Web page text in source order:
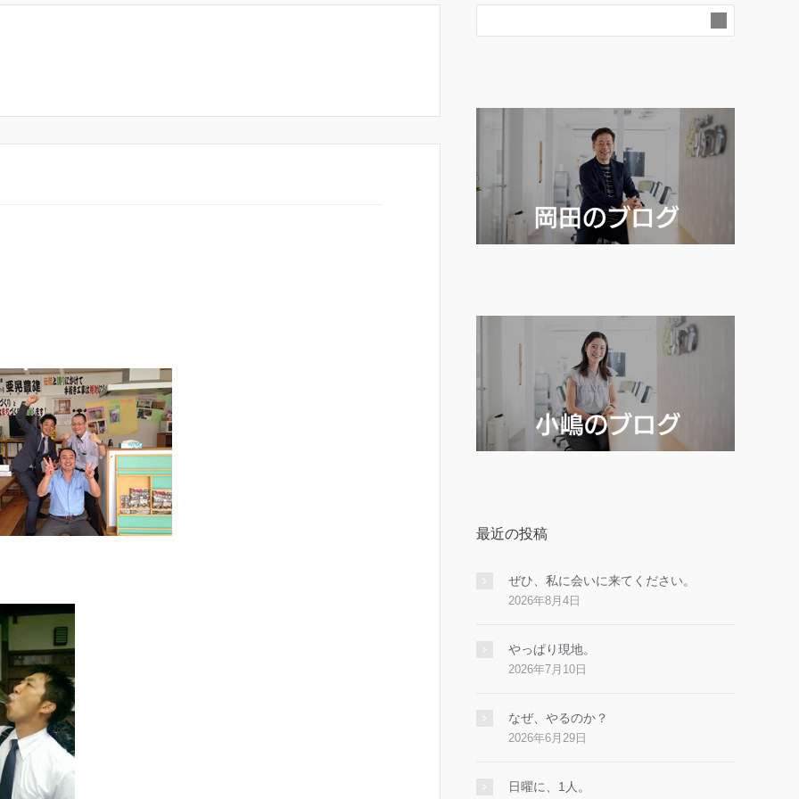
最近の投稿
ぜひ、私に会いに来てください。
2026年8月4日
やっぱり現地。
2026年7月10日
なぜ、やるのか？
2026年6月29日
日曜に、1人。